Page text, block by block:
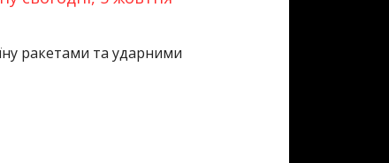
ракетами та ударними